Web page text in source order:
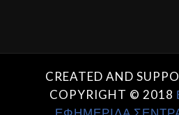
CREATED AND
COPYRIGHT © 2018